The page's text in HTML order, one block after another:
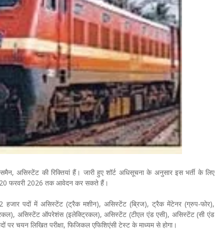
असिस्टेंट की रिक्तियां हैं। जारी हुए शॉर्ट अधिसूचना के अनुसार इस भर्ती के लिए
20 फरवरी 2026 तक आवेदन कर सकते हैं।
हजार पदों में असिस्टेंट (ट्रैक मशीन), असिस्टेंट (ब्रिज), ट्रैक मेंटेनर (ग्रुप-फोर),
असिस्टेंट ऑपरेशंस (इलेक्ट्रिकल), असिस्टेंट (टीएल एंड एसी), असिस्टेंट (सी एंड
पर चयन लिखित परीक्षा, फिजिकल एफिशिएंसी टेस्ट के माध्यम से होगा।